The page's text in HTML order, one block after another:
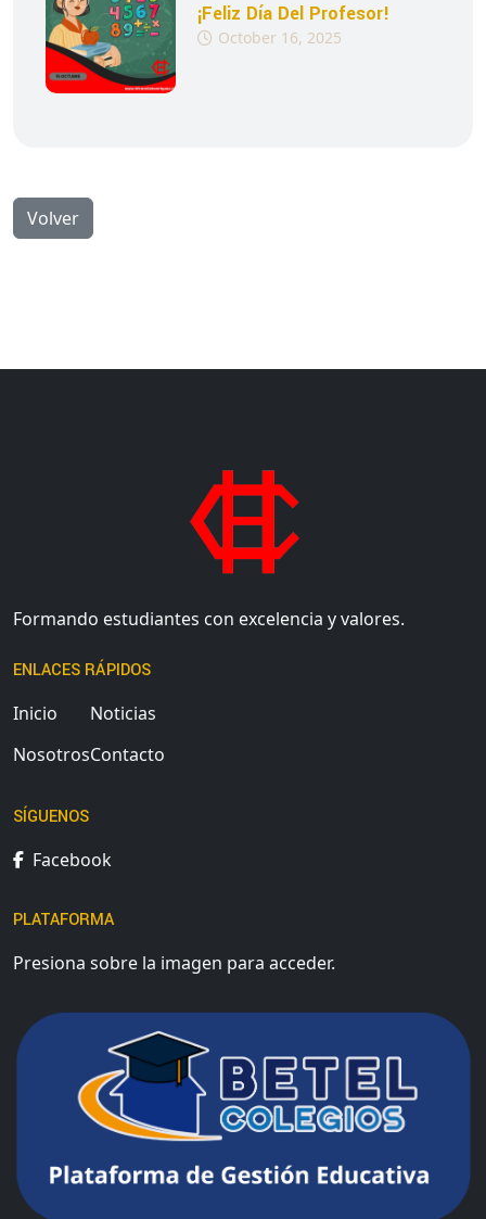
¡Feliz Día Del Profesor!
October 16, 2025
Volver
Formando estudiantes con excelencia y valores.
ENLACES RÁPIDOS
Inicio
Nosotros
Noticias
Contacto
SÍGUENOS
Facebook
PLATAFORMA
Presiona sobre la imagen para acceder.